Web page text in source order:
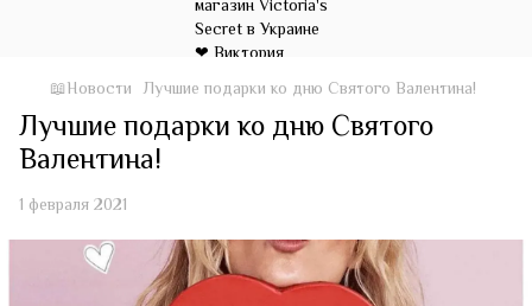
📖Новости Лучшие подарки ко дню Святого Валентина!
Лучшие подарки ко дню Святого
Валентина!
1 февраля 2021